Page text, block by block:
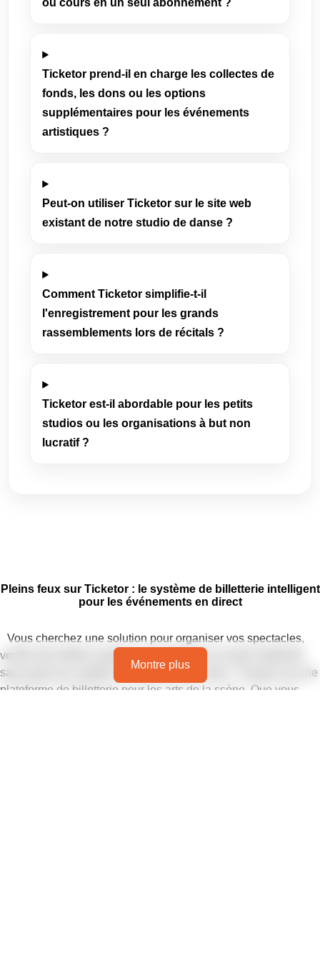
ou cours en un seul abonnement ?
Ticketor prend-il en charge les collectes de
fonds, les dons ou les options
supplémentaires pour les événements
artistiques ?
Peut-on utiliser Ticketor sur le site web
existant de notre studio de danse ?
Comment Ticketor simplifie-t-il
l'enregistrement pour les grands
rassemblements lors de récitals ?
Ticketor est-il abordable pour les petits
studios ou les organisations à but non
lucratif ?
Montre plus
Pleins feux sur Ticketor : le système de billetterie intelligent
pour les événements en direct
Vous cherchez une solution pour organiser vos spectacles,
vendre des billets et gérer votre billetterie en toute simplicité,
sans perte de contrôle ni réduction des coûts ? Ticketor est une
plateforme de billetterie pour les arts de la scène. Que vous